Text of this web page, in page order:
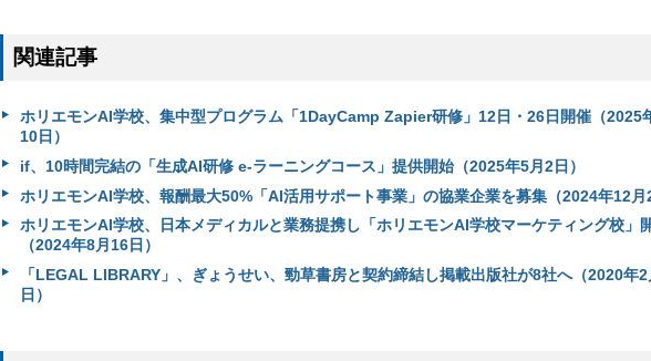
関連記事
ホリエモンAI学校、集中型プログラム「1DayCamp Zapier研修」12日・26日開催（2025
10日）
if、10時間完結の「生成AI研修 e-ラーニングコース」提供開始（2025年5月2日）
ホリエモンAI学校、報酬最大50%「AI活用サポート事業」の協業企業を募集（2024年12月
ホリエモンAI学校、日本メディカルと業務提携し「ホリエモンAI学校マーケティング校」
（2024年8月16日）
「LEGAL LIBRARY」、ぎょうせい、勁草書房と契約締結し掲載出版社が8社へ（2020年
日）